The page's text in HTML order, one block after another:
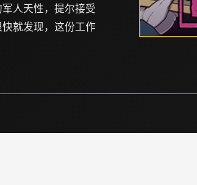
人天性，提尔接受
就发现，这份工作